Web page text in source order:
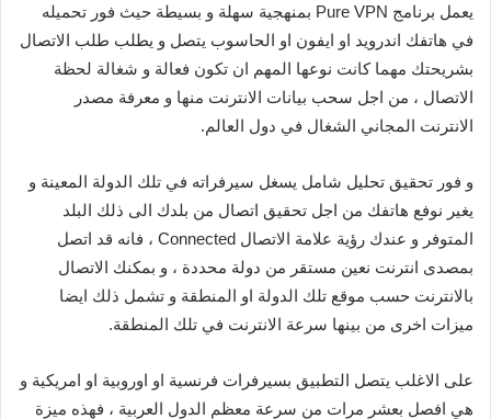
يعمل برنامج Pure VPN بمنهجية سهلة و بسيطة حيث فور تحميله
في هاتفك اندرويد او ايفون او الحاسوب يتصل و يطلب طلب الاتصال
بشريحتك مهما كانت نوعها المهم ان تكون فعالة و شغالة لحظة
الاتصال ، من اجل سحب بيانات الانترنت منها و معرفة مصدر
الانترنت المجاني الشغال في دول العالم.
و فور تحقيق تحليل شامل يسغل سيرفراته في تلك الدولة المعينة و
يغير نوفع هاتفك من اجل تحقيق اتصال من بلدك الى ذلك البلد
المتوفر و عندك رؤية علامة الاتصال Connected ، فانه قد اتصل
بمصدى انترنت نعين مستقر من دولة محددة ، و بمكنك الاتصال
بالانترنت حسب موقع تلك الدولة او المنطقة و تشمل ذلك ايضا
ميزات اخرى من بينها سرعة الانترنت في تلك المنطقة.
على الاغلب يتصل التطبيق بسيرفرات فرنسية او اوروبية او امريكية و
هي افصل بعشر مرات من سرعة معظم الدول العربية ، فهذه ميزة